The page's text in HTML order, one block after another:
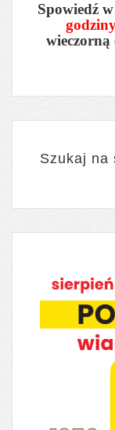
Spowiedź
wieczorną
Szukaj na